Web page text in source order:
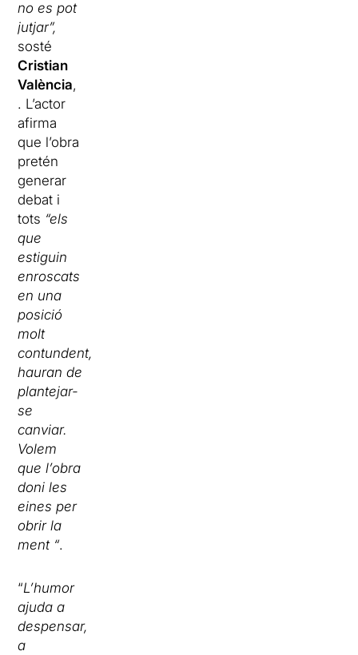
no es pot
jutjar”,
sosté
Cristian
València,
. L’actor
afirma
que l’obra
pretén
generar
debat i
tots “els
que
estiguin
enroscats
en una
posició
molt
contundent,
hauran de
plantejar-
se
canviar.
Volem
que l’obra
doni les
eines per
obrir la
ment “.
“L’humor
ajuda a
despensar,
a